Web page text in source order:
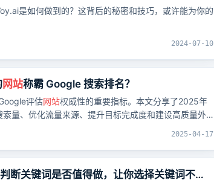
是如何做到的？这背后的秘密和技巧，或许能为你的
2024-07-10
网站称霸 Google 搜索排名？
评估网站权威性的重要指标。本文分享了2025年
量、优化流量来源、提升目标完成度和建设高质量外
2025-04-17
断关键词是否值得做，让你选择关键词不再